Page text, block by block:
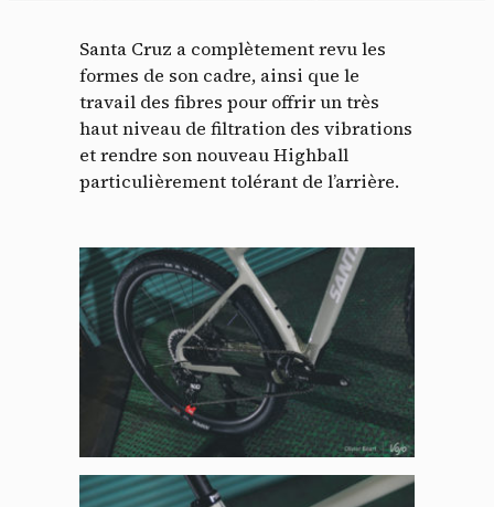
Santa Cruz a complètement revu les
formes de son cadre, ainsi que le
travail des fibres pour offrir un très
haut niveau de filtration des vibrations
et rendre son nouveau Highball
particulièrement tolérant de l’arrière.